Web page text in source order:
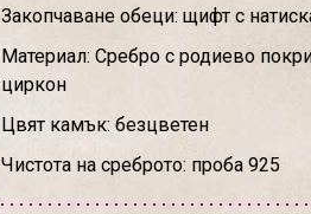
Закопчаване обеци: щифт с
Материал: Сребро с родиево
циркон
Цвят камък: безцветен
Чистота на среброто: проба 925